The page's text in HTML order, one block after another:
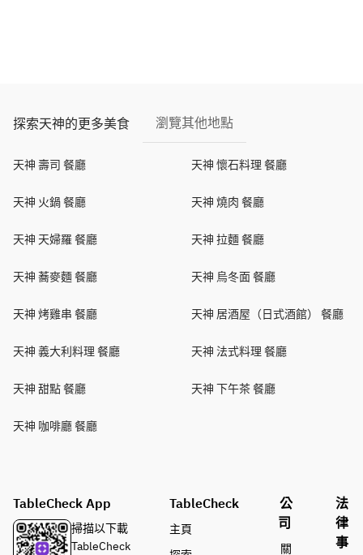
探索天神的更多美食 瀏覽其他地點
天神 壽司 餐廳 天神 懷石料理 餐廳
天神 火鍋 餐廳 天神 燒肉 餐廳
天神 天婦羅 餐廳 天神 拉麵 餐廳
天神 蕎麥麵 餐廳 天神 烏冬面 餐廳
天神 烤雞串 餐廳 天神 居酒屋（日式酒館） 餐廳
天神 義大利料理 餐廳 天神 法式料理 餐廳
天神 甜點 餐廳 天神 下午茶 餐廳
天神 咖啡廳 餐廳
TableCheck App
掃描以下載
TableCheck
TableCheck
主頁
公
司
關
法
律
事